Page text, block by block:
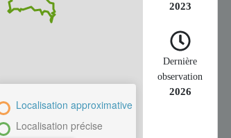
Localisation approximative
Localisation précise
2023
Dernière
observation
2026